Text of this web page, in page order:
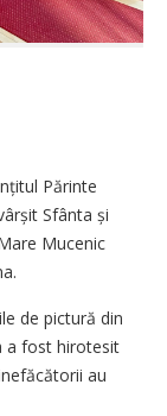
Părinte
Sfânta și
Mucenic
de pictură din
a fost hirotesit
au